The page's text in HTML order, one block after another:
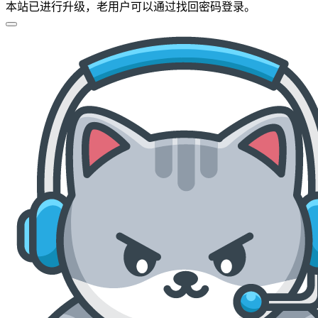
本站已进行升级，老用户可以通过找回密码登录。